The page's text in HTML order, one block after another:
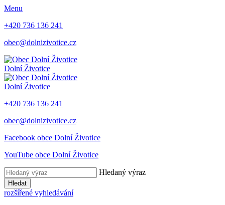
Menu
+420 736 136 241
obec@dolnizivotice.cz
Dolní Životice
Dolní Životice
+420 736 136 241
obec@dolnizivotice.cz
Facebook obce Dolní Životice
YouTube obce Dolní Životice
Hledaný výraz
Hledat
rozšířené vyhledávání